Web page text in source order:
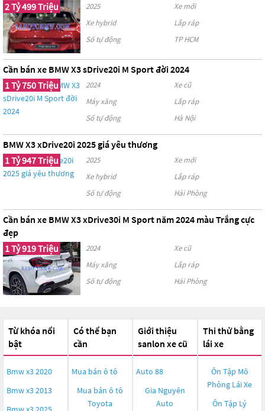
2 Tỷ 499 Triệu
2025
Xe mới
Xe hybrid
Lắp ráp
Số tự động
TP HCM
Cần bán xe BMW X3 sDrive20i M Sport đời 2024
1 Tỷ 750 Triệu
2024
Xe cũ
Máy xăng
Lắp ráp
Số tự động
Hà Nội
BMW X3 xDrive20i 2025 giá yêu thương
1 Tỷ 947 Triệu
2025
Xe mới
Xe hybrid
Lắp ráp
Số tự động
Hải Phòng
Cần bán xe BMW X3 xDrive30i M Sport năm 2024 màu Trắng cực
đẹp
1 Tỷ 919 Triệu
2024
Xe cũ
Máy xăng
Lắp ráp
Số tự động
Hải Phòng
Từ khóa nổi
bật
Bmw x3 2020
Bmw x3 2013
Có thể bạn
cần
Mua bán ô tô
Mua bán ô tô
Toyota
Giới thiệu
sanlon xe cũ
Auto 88
Gia Nguyên
Auto
Thi thử bằng
lái xe
Ôn Tập Mô
Phỏng Lái Xe
Ôn Tập Lý